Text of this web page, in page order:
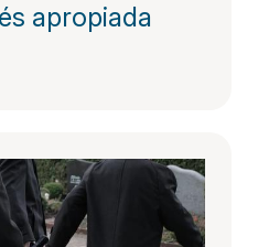
apropiada